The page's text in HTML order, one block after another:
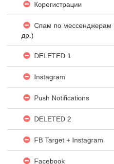
Корегистрации
Спам по мессенджерам
др.)
DELETED 1
Instagram
Push Notifications
DELETED 2
FB Target + Instagram
Facebook